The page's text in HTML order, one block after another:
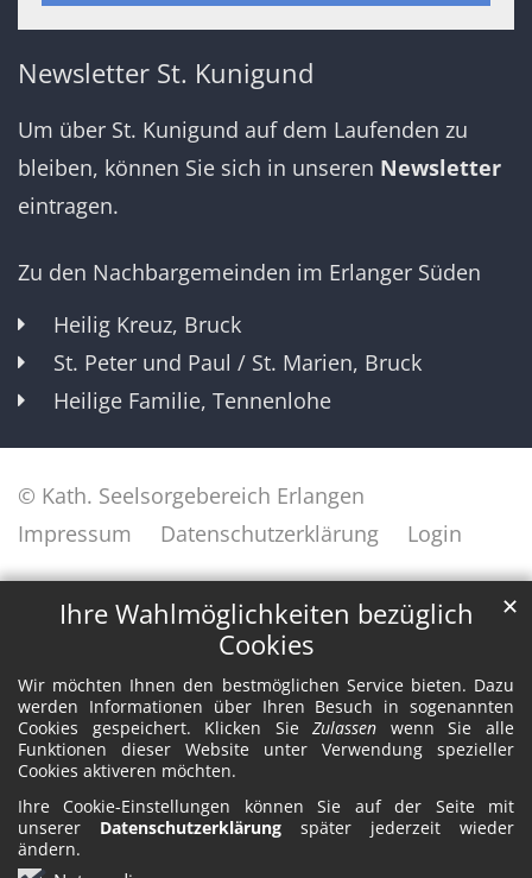
Ihre Wahlmöglichkeiten bezüglich
Cookies
Wir möchten Ihnen den bestmöglichen Service bieten. Dazu
werden Informationen über Ihren Besuch in sogenannten
Cookies gespeichert. Klicken SieZulassen wenn Sie alle
Funktionen dieser Website unter Verwendung spezieller
Cookies aktiveren möchten.
Ihre Cookie-Einstellungen können Sie auf der Seite mit
unserer Datenschutzerklärung später jederzeit wieder
ändern.
✕
Newsletter St. Kunigund
Um über St. Kunigund auf dem Laufenden zu
bleiben, können Sie sich in unseren Newsletter
eintragen.
Zu den Nachbargemeinden im Erlanger Süden
Heilig Kreuz, Bruck
St. Peter und Paul / St. Marien, Bruck
Heilige Familie, Tennenlohe
© Kath. Seelsorgebereich Erlangen
Impressum
Datenschutzerklärung Login